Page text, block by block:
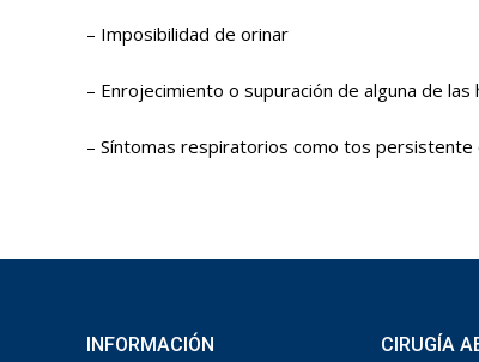
– Imposibilidad de orinar
– Enrojecimiento o supuración de alguna de las
– Síntomas respiratorios como tos persistente
INFORMACIÓN CIRUGÍA